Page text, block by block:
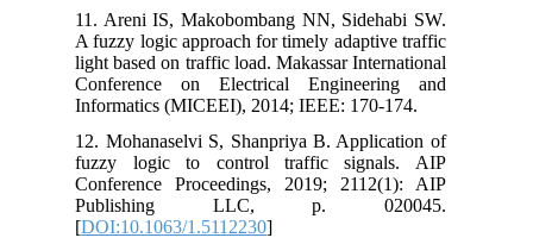
11. Areni IS, Makobombang NN, Sidehabi SW.
A fuzzy logic approach for timely adaptive traffic
light based on traffic load. Makassar International
Conference on Electrical Engineering and
Informatics (MICEEI), 2014; IEEE: 170-174.
12. Mohanaselvi S, Shanpriya B. Application of
fuzzy logic to control traffic signals. AIP
Conference Proceedings, 2019; 2112(1): AIP
Publishing LLC, p. 020045.
[DOI:10.1063/1.5112230